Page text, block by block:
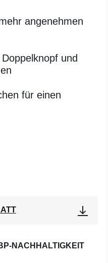
angenehmen
und
für einen
NACHHALTIGKEIT